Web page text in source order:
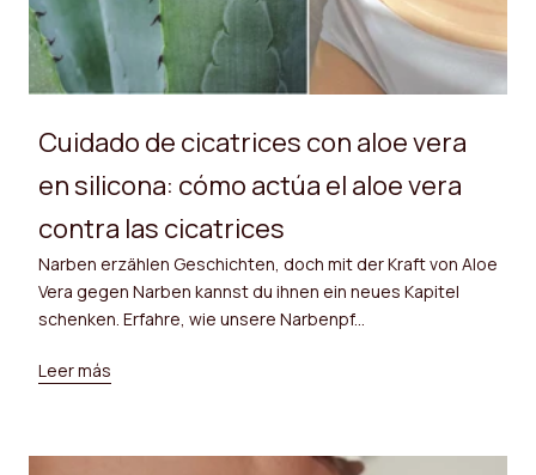
Cuidado de cicatrices con aloe vera
en silicona: cómo actúa el aloe vera
contra las cicatrices
Narben erzählen Geschichten, doch mit der Kraft von Aloe
Vera gegen Narben kannst du ihnen ein neues Kapitel
schenken. Erfahre, wie unsere Narbenpf...
Leer más